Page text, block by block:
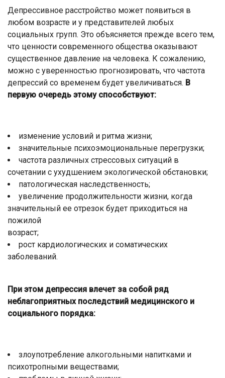
Депрессивное расстройство может появиться в
любом возрасте и у представителей любых
социальных групп. Это объясняется прежде всего тем,
что ценности современного общества оказывают
существенное давление на человека. К сожалению,
можно с уверенностью прогнозировать, что частота
депрессий со временем будет увеличиваться. В
первую очередь этому способствуют:
изменение условий и ритма жизни;
значительные психоэмоциональные перегрузки;
частота различных стрессовых ситуаций в
сочетании с ухудшением экологической обстановки;
патологическая наследственность;
увеличение продолжительности жизни, когда
значительный ее отрезок будет приходиться на
пожилой
возраст;
рост кардиологических и соматических
заболеваний.
При этом депрессия влечет за собой ряд
неблагоприятных последствий медицинского и
социального порядка:
злоупотребление алкогольными напитками и
психотропными веществами;